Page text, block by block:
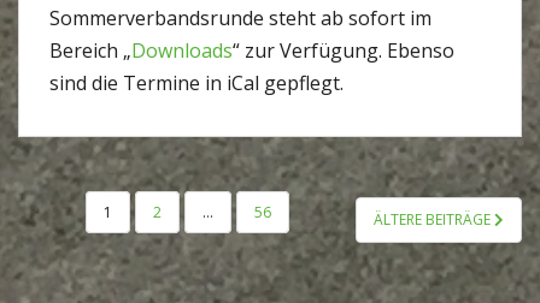
Sommerverbandsrunde steht ab sofort im
Bereich „Downloads“ zur Verfügung. Ebenso
sind die Termine in iCal gepflegt.
SEITENNUMMERIERUNG
DER
BEITRÄGE
1 2 … 56 ÄLTERE BEITRÄGE